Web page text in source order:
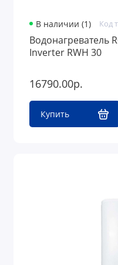
В наличии (1) Код
Водонагреватель
Inverter RWH 30
16790.00р.
Купить